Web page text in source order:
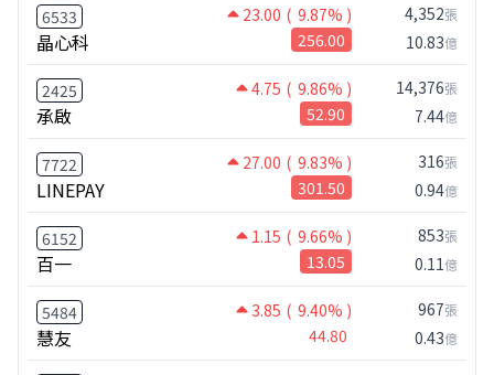
6533 23.00 ( 9.87% )
晶心科 256.00
4,352張
10.83億
2425 4.75 ( 9.86% )
承啟 52.90
14,376張
7.44億
7722 27.00 ( 9.83% )
LINEPAY 301.50
316張
0.94億
6152 1.15 ( 9.66% )
百一 13.05
853張
0.11億
5484 3.85 ( 9.40% )
慧友 44.80
967張
0.43億